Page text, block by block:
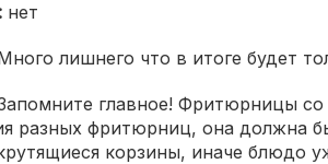
нет
лишнего что в итоге будет
главное! Фритюрницы
разных фритюрниц, она должна
корзины, иначе блюдо